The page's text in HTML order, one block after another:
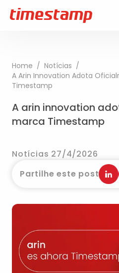
Home / Notícias /
A Arin Innovation Adota
Timestamp
A arin innovation
marca Timestamp
Notícias 27/4/2026
Partilhe este post